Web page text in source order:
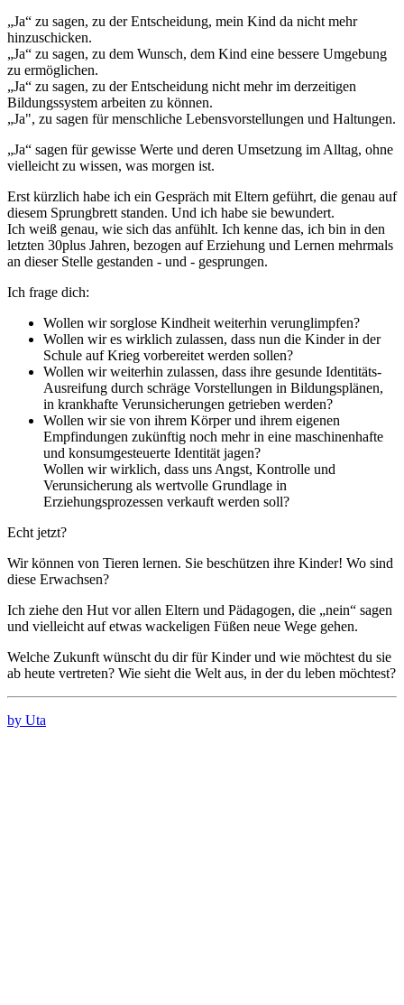
„Ja“ zu sagen, zu der Entscheidung, mein Kind da nicht mehr
hinzuschicken.
„Ja“ zu sagen, zu dem Wunsch, dem Kind eine bessere Umgebung
zu ermöglichen.
„Ja“ zu sagen, zu der Entscheidung nicht mehr im derzeitigen
Bildungssystem arbeiten zu können.
„Ja", zu sagen für menschliche Lebensvorstellungen und Haltungen.
„Ja“ sagen für gewisse Werte und deren Umsetzung im Alltag, ohne
vielleicht zu wissen, was morgen ist.
Erst kürzlich habe ich ein Gespräch mit Eltern geführt, die genau auf
diesem Sprungbrett standen. Und ich habe sie bewundert.
Ich weiß genau, wie sich das anfühlt. Ich kenne das, ich bin in den
letzten 30plus Jahren, bezogen auf Erziehung und Lernen mehrmals
an dieser Stelle gestanden - und - gesprungen.
Ich frage dich:
Wollen wir sorglose Kindheit weiterhin verunglimpfen?
Wollen wir es wirklich zulassen, dass nun die Kinder in der
Schule auf Krieg vorbereitet werden sollen?
Wollen wir weiterhin zulassen, dass ihre gesunde Identitäts-
Ausreifung durch schräge Vorstellungen in Bildungsplänen,
in krankhafte Verunsicherungen getrieben werden?
Wollen wir sie von ihrem Körper und ihrem eigenen
Empfindungen zukünftig noch mehr in eine maschinenhafte
und konsumgesteuerte Identität jagen?
Wollen wir wirklich, dass uns Angst, Kontrolle und
Verunsicherung als wertvolle Grundlage in
Erziehungsprozessen verkauft werden soll?
Echt jetzt?
Wir können von Tieren lernen. Sie beschützen ihre Kinder! Wo sind
diese Erwachsen?
Ich ziehe den Hut vor allen Eltern und Pädagogen, die „nein“ sagen
und vielleicht auf etwas wackeligen Füßen neue Wege gehen.
Welche Zukunft wünscht du dir für Kinder und wie möchtest du sie
ab heute vertreten? Wie sieht die Welt aus, in der du leben möchtest?
by Uta